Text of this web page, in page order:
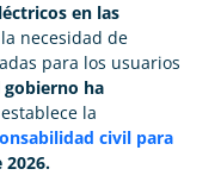
en las
necesidad de
para los usuarios
gobierno ha
la
civil para